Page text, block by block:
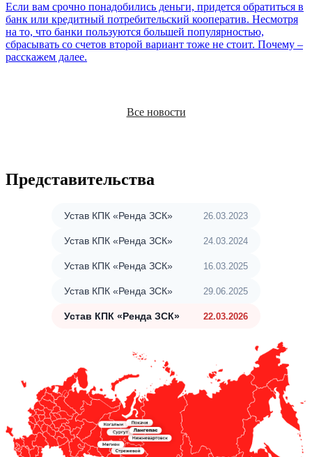
Если вам срочно понадобились деньги, придется обратиться в
банк или кредитный потребительский кооператив. Несмотря
на то, что банки пользуются большей популярностью,
сбрасывать со счетов второй вариант тоже не стоит. Почему –
расскажем далее.
Все новости
Представительства
Устав КПК «Ренда ЗСК» 26.03.2023
Устав КПК «Ренда ЗСК» 24.03.2024
Устав КПК «Ренда ЗСК» 16.03.2025
Устав КПК «Ренда ЗСК» 29.06.2025
Устав КПК «Ренда ЗСК» 22.03.2026